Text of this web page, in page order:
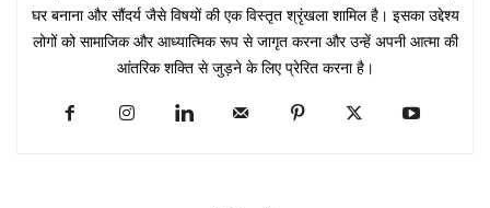
घर बनाना और सौंदर्य जैसे विषयों की एक विस्तृत श्रृंखला शामिल है। इसका उद्देश्य
लोगों को सामाजिक और आध्यात्मिक रूप से जागृत करना और उन्हें अपनी आत्मा की
आंतरिक शक्ति से जुड़ने के लिए प्रेरित करना है।